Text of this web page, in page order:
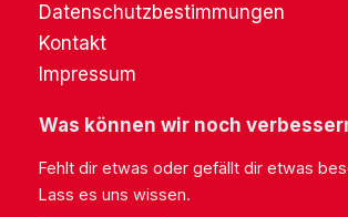
Datenschutzbestimmungen
Kontakt
Impressum
Was können wir noch
Fehlt dir etwas oder gefällt dir etwas
Lass es uns wissen.